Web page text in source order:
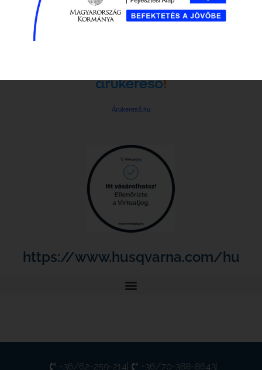
Árukereső.hu
https://www.husqvarna.com/hu
+36/62-259-214 +36/70-388-8643